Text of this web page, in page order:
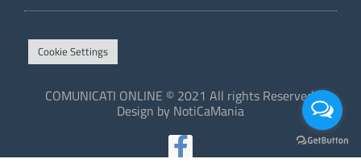
Cookie Settings
COMUNICATI ONLINE © 2021 All rights Reserved.
Design by NotiCaMania